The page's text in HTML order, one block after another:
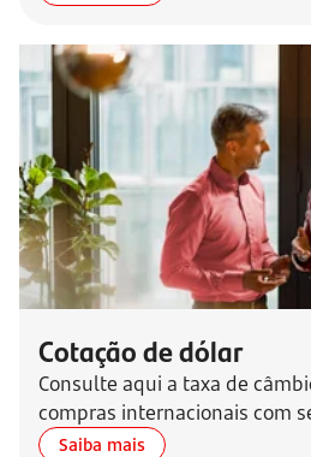
Cotação de dólar
Consulte aqui a taxa de
compras internacionais com
Saiba mais